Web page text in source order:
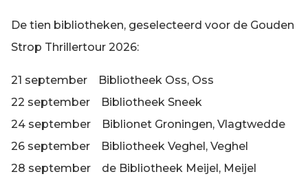
De tien bibliotheken, geselecteerd voor de Gouden
Strop Thrillertour 2026:
21 september Bibliotheek Oss, Oss
22 september Bibliotheek Sneek
24 september Biblionet Groningen, Vlagtwedde
26 september Bibliotheek Veghel, Veghel
28 september de Bibliotheek Meijel, Meijel